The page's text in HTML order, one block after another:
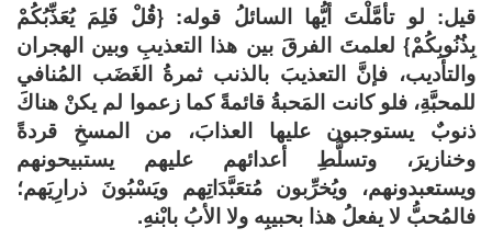
قيل: لو تأمَّلْتَ أيُّها السائلُ قوله: {قُلْ فَلِمَ يُعَذِّبُكُمْ
بِذُنُوبِكُمْ} لعلمتَ الفرقَ بين هذا التعذيبِ وبين الهجران
والتأديب، فإنَّ التعذيبَ بالذنب ثمرةُ الغَضَب المُنافي
للمحبَّةِ، فلو كانت المَحبةُ قائمةً كما زعموا لم يكنْ هناكَ
ذنوبٌ يستوجبون عليها العذابَ، من المسخِ قردةً
وخنازيرَ، وتسلُّطِ أعدائهم عليهم يستبيحونهم
ويستعبدونهم، ويُخرِّبون مُتعَبَّدَاتِهم ويَسْبُونَ ذرارِيَهم؛
فالمُحبُّ لا يفعلُ هذا بحبيبِه ولا الأبُ بابْنهِ.